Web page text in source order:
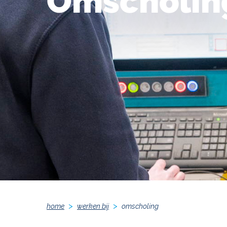
home werken bij omscholing